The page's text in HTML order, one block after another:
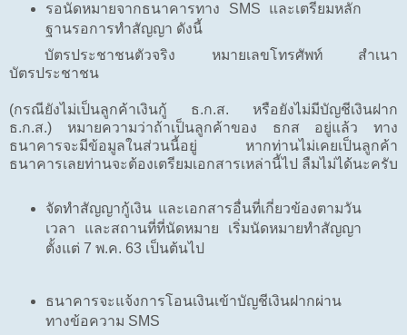
รอนัดหมายจากธนาคารทาง SMS และเตรียมหลัก
ฐานรอการทำสัญญา ดังนี้
บัตรประชาชนตัวจริง หมายเลขโทรศัพท์ สำเนา
บัตรประชาชน
(กรณียังไม่เป็นลูกค้าเงินกู้ ธ.ก.ส. หรือยังไม่มีบัญชีเงินฝาก
ธ.ก.ส.) หมายความว่าถ้าเป็นลูกค้าของ ธกส อยู่แล้ว ทาง
ธนาคารจะมีข้อมูลในส่วนนี้อยู่ หากท่านไม่เคยเป็นลูกค้า
ธนาคารเลยท่านจะต้องเตรียมเอกสารเหล่านี้ไป ลืมไม่ได้นะครับ
จัดทำสัญญากู้เงิน และเอกสารอื่นที่เกี่ยวข้องตามวัน
เวลา และสถานที่ที่นัดหมาย เริ่มนัดหมายทำสัญญา
ตั้งแต่ 7 พ.ค. 63 เป็นต้นไป
ธนาคารจะแจ้งการโอนเงินเข้าบัญชีเงินฝากผ่าน
ทางข้อความ SMS